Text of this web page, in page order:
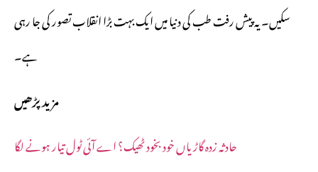
سکیں۔ یہ پیش رفت طب کی دنیا میں ایک بہت بڑا انقلاب تصور کی جا رہی
ہے۔
مزید پڑھیں
حادثہ زدہ گاڑیاں خود بخود ٹھیک؟ اے آئی ٹول تیار ہونے لگا